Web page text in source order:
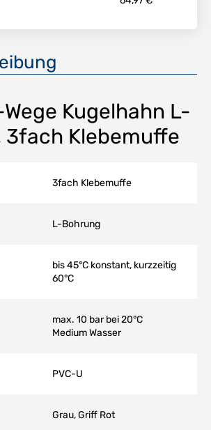
Kugelhahn L-
3fach Klebemuffe
3fach Klebemuffe
L-Bohrung
bis 45°C konstant, kurzzeitig
60°C
max. 10 bar bei 20°C
Medium Wasser
PVC-U
Grau, Griff Rot